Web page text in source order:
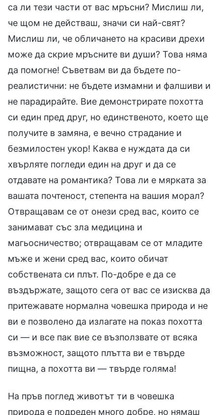
са ли тези части от вас мръсни? Мислиш ли,
че щом не действаш, значи си най-свят?
Мислиш ли, че обличането на красиви дрехи
може да скрие мръсните ви души? Това няма
да помогне! Съветвам ви да бъдете по-
реалистични: не бъдете измамни и фалшиви и
не парадирайте. Вие демонстрирате похотта
си един пред друг, но единственото, което ще
получите в замяна, е вечно страдание и
безмилостен укор! Каква е нуждата да си
хвърляте погледи един на друг и да се
отдавате на романтика? Това ли е мярката за
вашата почтеност, степента на вашия морал?
Отвращавам се от онези сред вас, които се
занимават със зла медицина и
магьосничество; отвращавам се от младите
мъже и жени сред вас, които обичат
собствената си плът. По-добре е да се
въздържате, защото сега от вас се изисква да
притежавате нормална човешка природа и не
ви е позволено да излагате на показ похотта
си — и все пак вие се възползвате от всяка
възможност, защото плътта ви е твърде
пищна, а похотта ви — твърде голяма!
На пръв поглед животът ти в човешка
природа е подреден много добре, но нямаш